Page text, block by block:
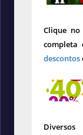
Clique
completa
descontos
Diversos